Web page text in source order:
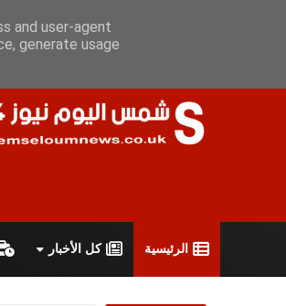
سياسة الخصوصية
الرئيسية كل الأخبار
and user-agent
generate usage